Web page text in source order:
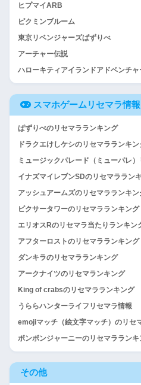
ヒプマイARB
ピクミンブルーム
東京リベンジャーズぱずりべ
アーチャー伝説
ハローキティアイランドアドベンチャ
スマホゲームリセマラ情報
ぱずりべのリセマラランキング
ドラクエけしケシのリセマラランキン
ミュージックパレード（ミューパレ
イナズマイレブンSDのリセマララン
アッシュアームズのリセマラランキン
ピクサータワーのリセマラランキング
エリオスRのリセマラ当たりランキン
アフターロストのリセマラランキング
ダンキラのリセマラランキング
アークナイツのリセマランキング
King of crabsのリセマラランキング
うららハンターライフリセマラ情報
emojiマッチ（絵文字マッチ）のリセ
ボンボンジャーニーのリセマラランキ
その他